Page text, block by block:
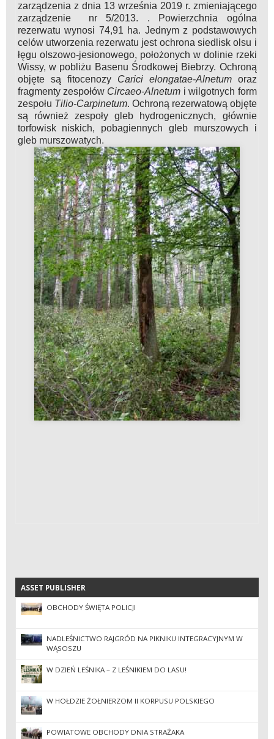
zarządzenia z dnia 13 września 2019 r. zmieniającego
zarządzenie nr 5/2013. . Powierzchnia ogólna
rezerwatu wynosi 74,91 ha. Jednym z podstawowych
celów utworzenia rezerwatu jest ochrona siedlisk olsu i
łęgu olszowo-jesionowego, położonych w dolinie rzeki
Wissy, w pobliżu Basenu Środkowej Biebrzy. Ochroną
objęte są fitocenozy Carici elongatae-Alnetumoraz
fragmenty zespołów Circaeo-Alnetum i wilgotnych form
zespołu Tilio-Carpinetum. Ochroną rezerwatową objęte
są również zespoły gleb hydrogenicznych, głównie
torfowisk niskich, pobagiennych gleb murszowych i
gleb murszowatych.
ASSET PUBLISHER
ASSET PUBLISHER
OBCHODY ŚWIĘTA POLICJI
NADLEŚNICTWO RAJGRÓD NA PIKNIKU INTEGRACYJNYM W
WĄSOSZU
W DZIEŃ LEŚNIKA – Z LEŚNIKIEM DO LASU!
W HOŁDZIE ŻOŁNIERZOM II KORPUSU POLSKIEGO
POWIATOWE OBCHODY DNIA STRAŻAKA